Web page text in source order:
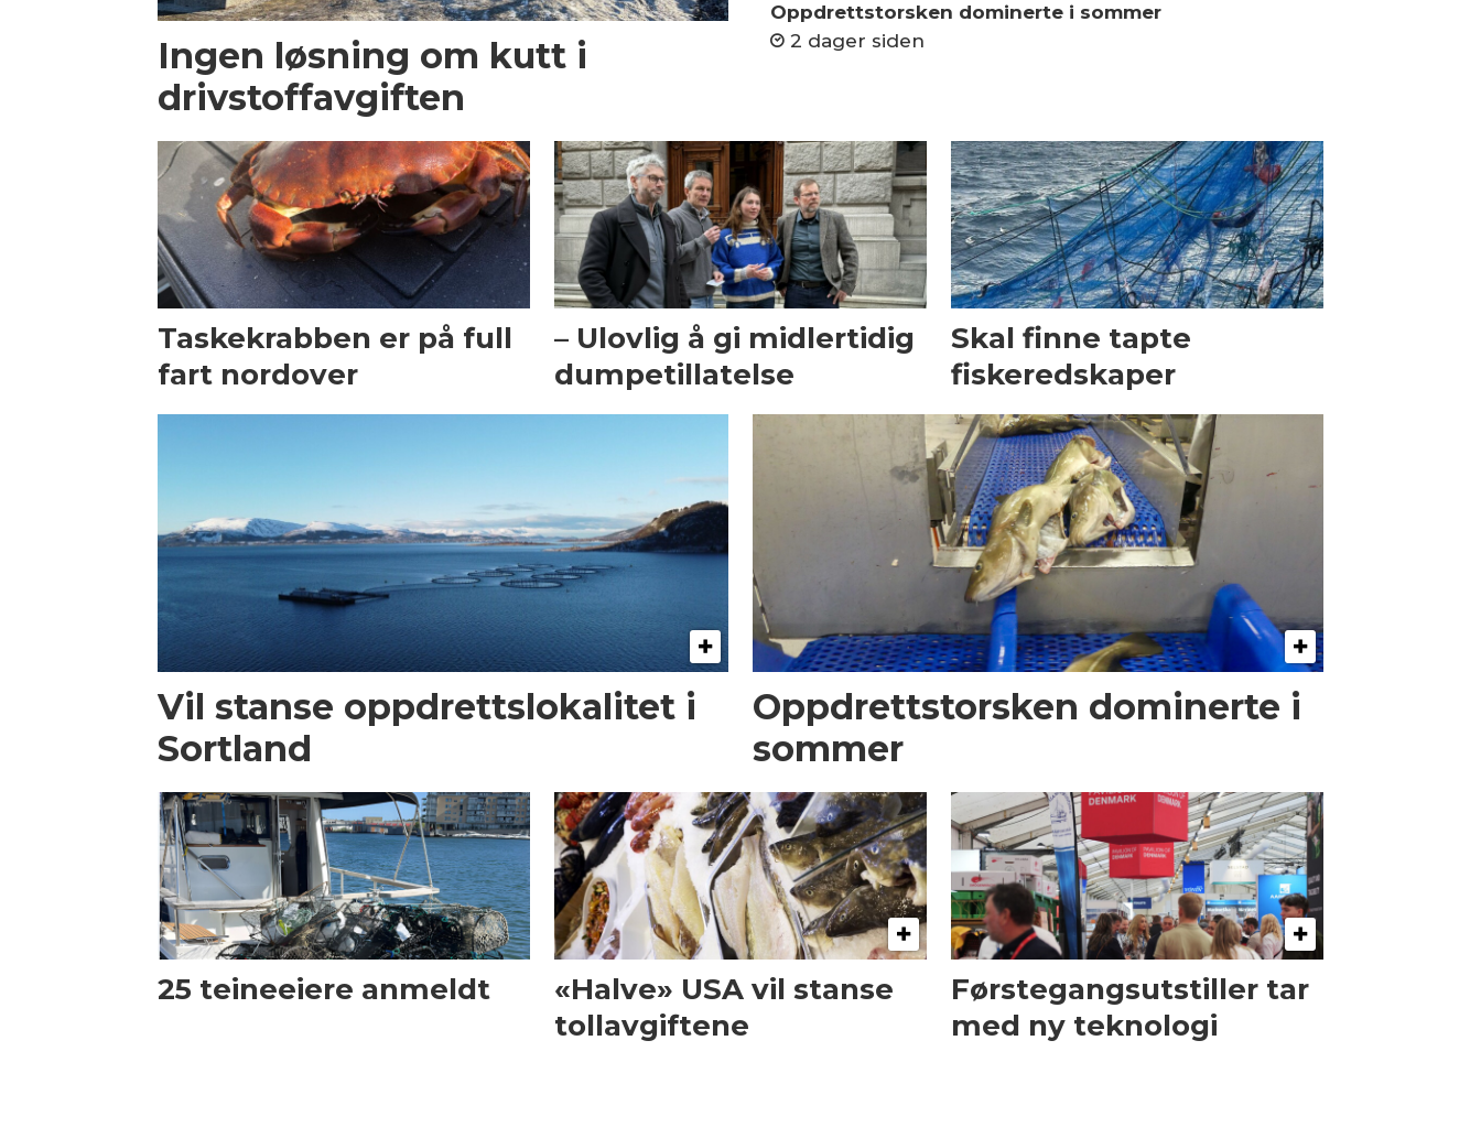
Ingen løsning om kutt i
drivstoffavgiften
Oppdrettstorsken dominerte i sommer
2 dager siden
Taskekrabben er på full
fart nordover
– Ulovlig å gi midlertidig
dumpetillatelse
Skal finne tapte
fiskeredskaper
Vil stanse oppdrettslokalitet i
Sortland
Oppdrettstorsken dominerte i
sommer
25 teineeiere anmeldt
«Halve» USA vil stanse
tollavgiftene
Førstegangsutstiller tar
med ny teknologi